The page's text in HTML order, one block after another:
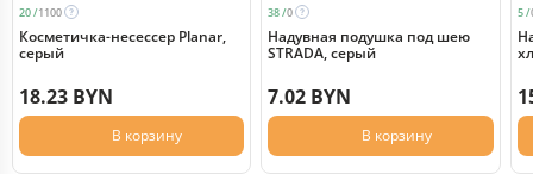
20 /1100
Косметичка-несессер Planar,
серый
18.23 BYN
В корзину
38 /0
Надувная подушка под шею
STRADA, серый
7.02 BYN
В корзину
5 /